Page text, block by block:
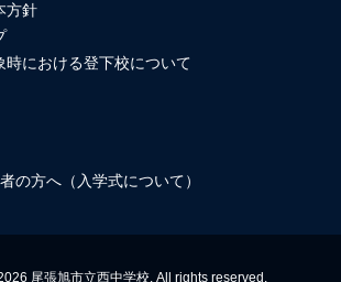
方針
時における登下校について
の方へ（入学式について）
尾張旭市立西中学校. All rights reserved.